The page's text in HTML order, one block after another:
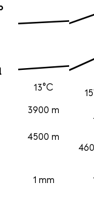
13°C
3900 m
4500 m
1 mm